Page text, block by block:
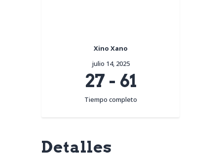
Xino Xano
julio 14, 2025
27 - 61
Tiempo completo
Detalles